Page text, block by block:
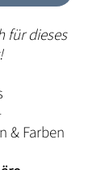
für dieses
& Farben